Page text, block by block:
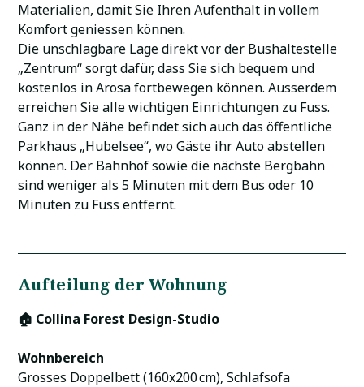
Materialien, damit Sie Ihren Aufenthalt in vollem
Komfort geniessen können.
Die unschlagbare Lage direkt vor der Bushaltestelle
„Zentrum“ sorgt dafür, dass Sie sich bequem und
kostenlos in Arosa fortbewegen können. Ausserdem
erreichen Sie alle wichtigen Einrichtungen zu Fuss.
Ganz in der Nähe befindet sich auch das öffentliche
Parkhaus „Hubelsee“, wo Gäste ihr Auto abstellen
können. Der Bahnhof sowie die nächste Bergbahn
sind weniger als 5 Minuten mit dem Bus oder 10
Minuten zu Fuss entfernt.
Aufteilung der Wohnung
🏠 Collina Forest Design-Studio
Wohnbereich
Grosses Doppelbett (160x200 cm), Schlafsofa